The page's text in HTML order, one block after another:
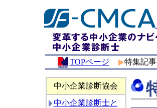
TOPページ 特集記
中小企業診断協会
中小企業診断士と